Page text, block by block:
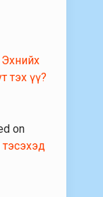
Эхнийх
тэх үү?
on